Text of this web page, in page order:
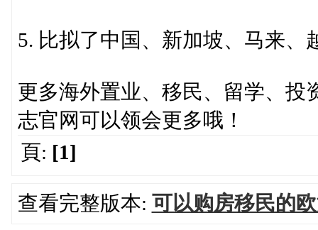
5. 比拟了中国、新加坡、马来
更多海外置业、移民、留学、投
志官网可以领会更多哦！
頁: [1]
查看完整版本: 可以购房移民的